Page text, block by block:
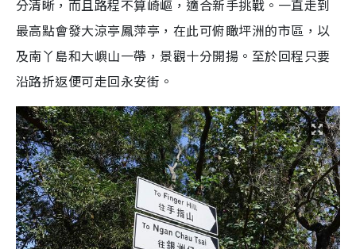
分清晰，而且路程不算崎嶇，適合新手挑戰。一直走到
最高點會發大涼亭鳳萍亭，在此可俯瞰坪洲的市區，以
及南丫島和大嶼山一帶，景觀十分開揚。至於回程只要
沿路折返便可走回永安街。